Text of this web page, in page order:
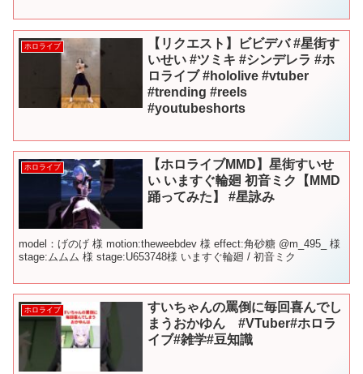
ホロライブ
【リクエスト】ビビデバ #星街す
いせい #ツミキ #シンデレラ #ホ
ロライブ #hololive #vtuber
#trending #reels
#youtubeshorts
ホロライブ
【ホロライブMMD】星街すいせ
い いますぐ輪廻 初音ミク【MMD
踊ってみた】 #星詠み
model：げのげ 様 motion:theweebdev 様 effect:角砂糖 @m_495_ 様
stage:ムムム 様 stage:U653748様 いますぐ輪廻 / 初音ミク
ホロライブ
すいちゃんの罵倒に毎回喜んでし
まうおかゆん #VTuber#ホロラ
イブ#雑学#豆知識